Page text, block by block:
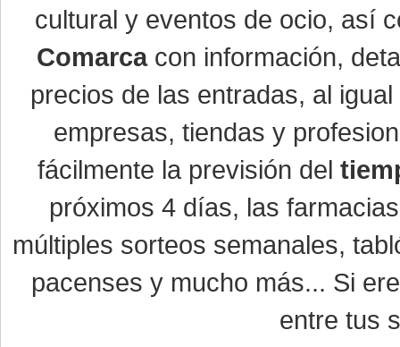
cultural y eventos de ocio, así
Comarcacon información,
precios de las entradas, al
empresas, tiendas y
fácilmente la previsión del
próximos 4 días, las
múltiples sorteos semanales,
pacenses y mucho más... Si
entre tus